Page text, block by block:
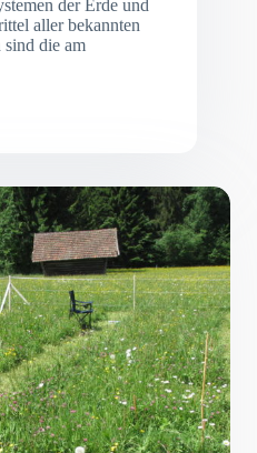
der Erde und
aller bekannten
die am